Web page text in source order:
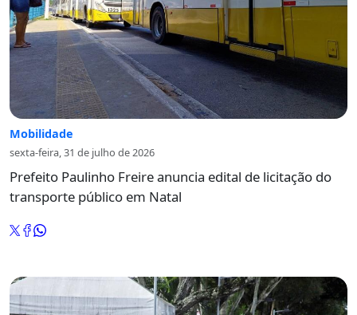
Mobilidade
sexta-feira, 31 de julho de 2026
Prefeito Paulinho Freire anuncia edital de licitação do
transporte público em Natal